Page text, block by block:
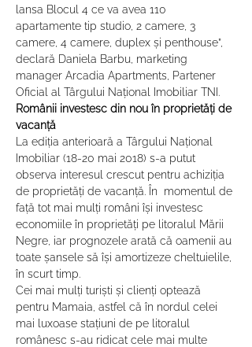
lansa Blocul 4 ce va avea 110
apartamente tip studio, 2 camere, 3
camere, 4 camere, duplex și penthouse”,
declară Daniela Barbu, marketing
manager Arcadia Apartments, Partener
Oficial al Târgului Național Imobiliar TNI.
Românii investesc din nou în proprietăți de
vacanță
La ediția anterioară a Târgului Național
Imobiliar (18-20 mai 2018) s-a putut
observa interesul crescut pentru achiziția
de proprietăți de vacanță. În  momentul de
față tot mai mulți români își investesc
economiile în proprietăți pe litoralul Mării
Negre, iar prognozele arată că oamenii au
toate șansele să își amortizeze cheltuielile,
în scurt timp.
Cei mai mulţi turişti şi clienţi optează
pentru Mamaia, astfel că în nordul celei
mai luxoase staţiuni de pe litoralul
românesc s-au ridicat cele mai multe